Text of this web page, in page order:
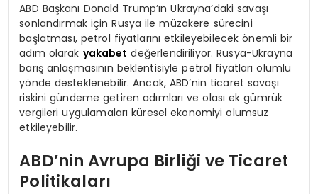
ABD Başkanı Donald Trump’ın Ukrayna’daki savaşı
sonlandırmak için Rusya ile müzakere sürecini
başlatması, petrol fiyatlarını etkileyebilecek önemli bir
adım olarak yakabet değerlendiriliyor. Rusya-Ukrayna
barış anlaşmasının beklentisiyle petrol fiyatları olumlu
yönde desteklenebilir. Ancak, ABD’nin ticaret savaşı
riskini gündeme getiren adımları ve olası ek gümrük
vergileri uygulamaları küresel ekonomiyi olumsuz
etkileyebilir.
ABD’nin Avrupa Birliği ve Ticaret
Politikaları